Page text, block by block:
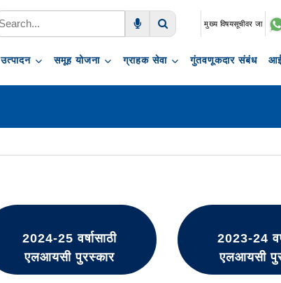
मुख्य विषयसूचीवर जा
उत्पादन समूह योजना ग्राहक सेवा गुंतवणूकदार संबंध
2024-25 वर्षासाठी
एलआयसी पुरस्कार
2023-24
एलआयसी